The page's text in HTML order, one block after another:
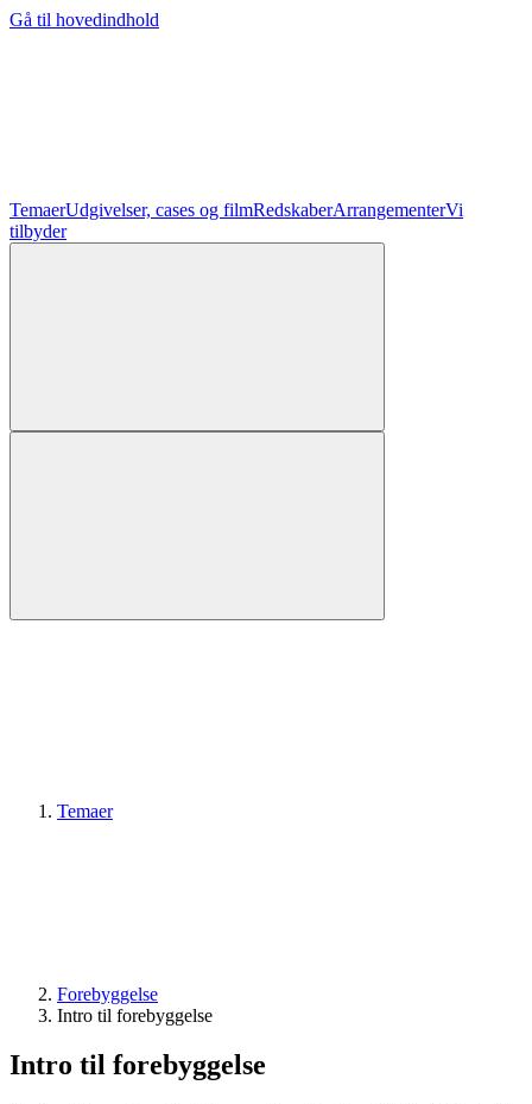
Gå til hovedindhold
TemaerUdgivelser, cases og filmRedskaberArrangementerVi
tilbyder
Temaer
Forebyggelse
Intro til forebyggelse
Intro til forebyggelse